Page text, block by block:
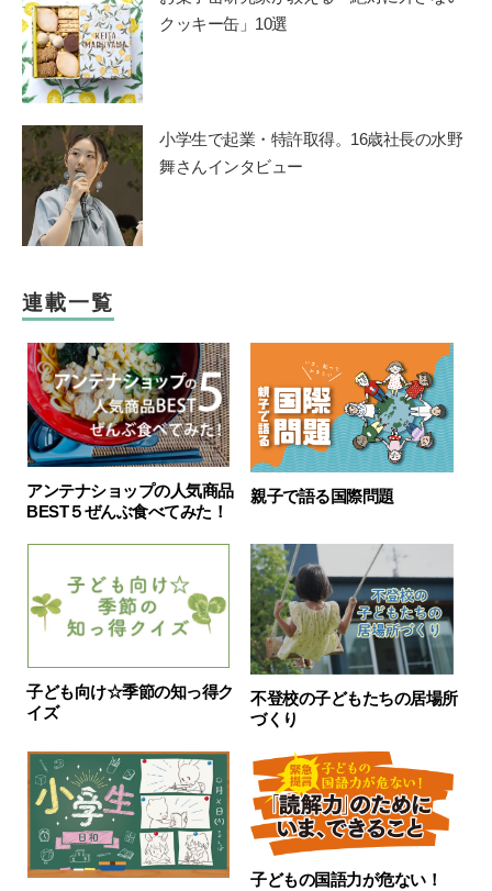
クッキー缶」10選
小学生で起業・特許取得。16歳社長の水野
舞さんインタビュー
連載一覧
アンテナショップの人気商品
BEST５ぜんぶ食べてみた！
親子で語る国際問題
子ども向け☆季節の知っ得ク
イズ
不登校の子どもたちの居場所
づくり
子どもの国語力が危ない！